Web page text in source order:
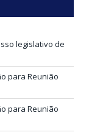
legislativo de
para Reunião
para Reunião